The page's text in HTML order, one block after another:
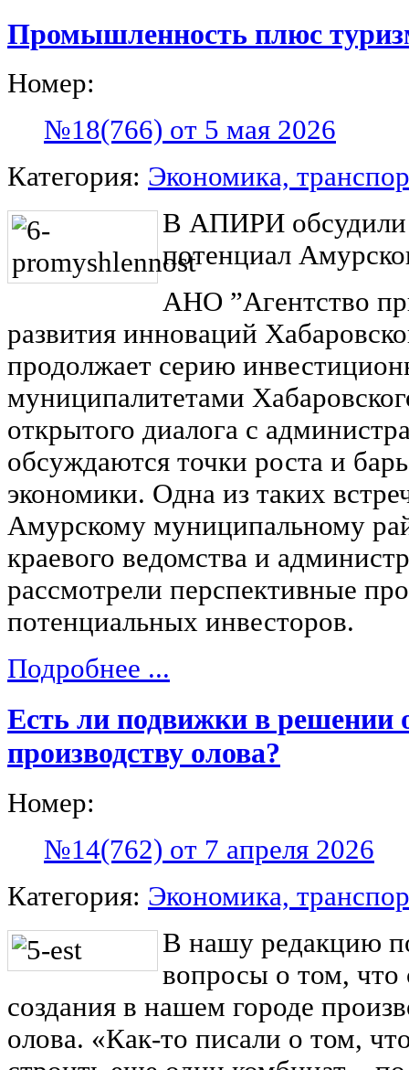
Промышленность плюс
Номер:
№18(766) от 5 мая 2026
Категория: Экономика,
В АПИРИ обсудили
потенциал
АНО ”Агентство
развития инноваций
продолжает серию
муниципалитетами
открытого диалога с
обсуждаются точки роста и
экономики. Одна из таких
Амурскому муниципальному
краевого ведомства и
рассмотрели перспективные
потенциальных инвесторов.
Подробнее ...
Есть ли подвижки в решении
производству олова?
Номер:
№14(762) от 7 апреля 2026
Категория: Экономика,
В нашу редакцию
вопросы о том,
создания в нашем городе
олова. «Как-то писали о том,